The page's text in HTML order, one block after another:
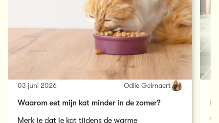
03 juni 2026 Odile Geirnaert
Waarom eet mijn kat minder in de zomer?
Merk je dat je kat tijdens de warme
16